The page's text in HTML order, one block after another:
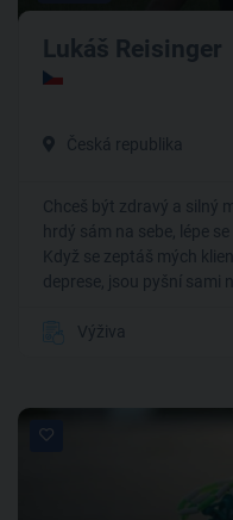
Lukáš Reisinger
Česká republika
Chceš být zdravý a silný
hrdý sám na sebe, lépe
Když se zeptáš mých
deprese, jsou pyšní sami
Výživa